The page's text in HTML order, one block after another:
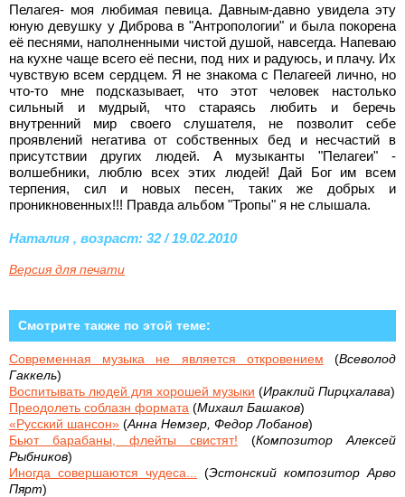
Пелагея- моя любимая певица. Давным-давно увидела эту
юную девушку у Диброва в "Антропологии" и была покорена
её песнями, наполненными чистой душой, навсегда. Напеваю
на кухне чаще всего её песни, под них и радуюсь, и плачу. Их
чувствую всем сердцем. Я не знакома с Пелагеей лично, но
что-то мне подсказывает, что этот человек настолько
сильный и мудрый, что стараясь любить и беречь
внутренний мир своего слушателя, не позволит себе
проявлений негатива от собственных бед и несчастий в
присутствии других людей. А музыканты "Пелагеи" -
волшебники, люблю всех этих людей! Дай Бог им всем
терпения, сил и новых песен, таких же добрых и
проникновенных!!! Правда альбом "Тропы" я не слышала.
Наталия , возраст: 32 / 19.02.2010
Версия для печати
Смотрите также по этой теме:
Современная музыка не является откровением (Всеволод
Гаккель)
Воспитывать людей для хорошей музыки (Ираклий Пирцхалава)
Преодолеть соблазн формата (Михаил Башаков)
«Русский шансон» (Анна Немзер, Федор Лобанов)
Бьют барабаны, флейты свистят! (Композитор Алексей
Рыбников)
Иногда совершаются чудеса...
(Эстонский композитор Арво
Пярт)